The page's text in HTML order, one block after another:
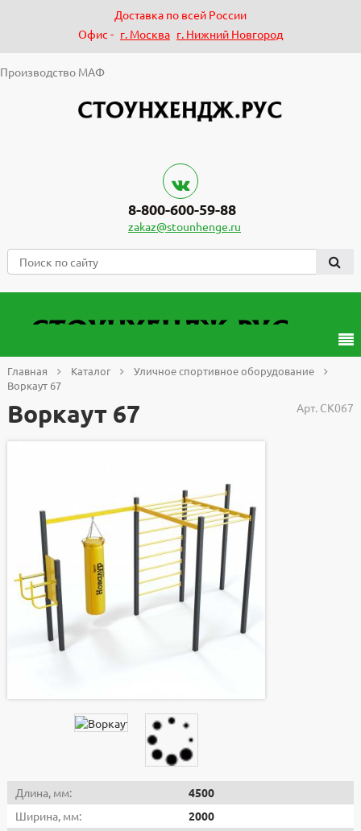
Доставка по всей России
Офис - г. Москва г. Нижний Новгород
Производство МАФ
8-800-600-59-88
zakaz@stounhenge.ru
Главная Каталог
Уличное спортивное оборудование
Воркаут 67
Арт. СК067
Воркаут 67
Длина, мм:
4500
Ширина, мм:
2000